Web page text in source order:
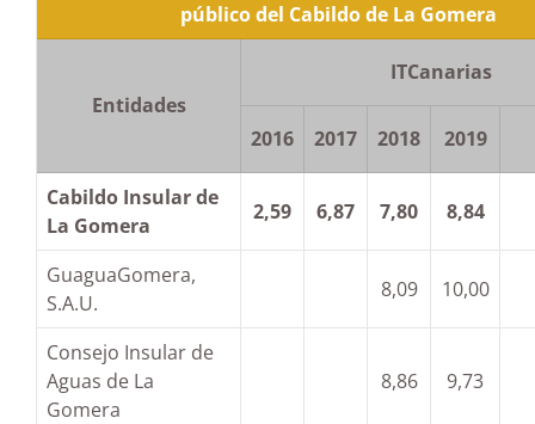
público del Cabildo de La Gomera
Entidades
ITCanarias
2016 2017 2018 2019
Cabildo Insular de
La Gomera
2,59 6,87 7,80 8,84
GuaguaGomera,
S.A.U.
8,09 10,00
Consejo Insular de
Aguas de La
Gomera
8,86 9,73